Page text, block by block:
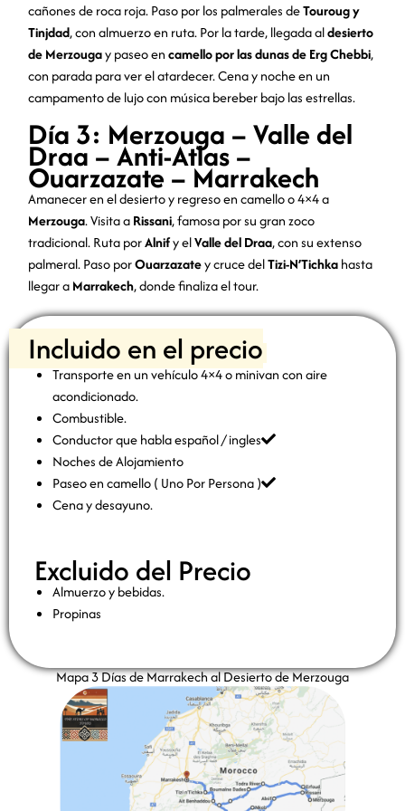
cañones de roca roja. Paso por los palmerales deTouroug y
Tinjdad, con almuerzo en ruta. Por la tarde, llegada aldesierto
de Merzougay paseo encamello por las dunas de Erg Chebbi,
con parada para ver el atardecer. Cena y noche en un
campamento de lujo con música bereber bajo las estrellas.
Día 3: Merzouga – Valle del
Draa – Anti-Atlas –
Ouarzazate – Marrakech
Amanecer en el desierto y regreso en camello o 4×4 a
Merzouga. Visita aRissani, famosa por su gran zoco
tradicional. Ruta porAlnify elValle del Draa, con su extenso
palmeral. Paso porOuarzazatey cruce delTizi-N’Tichkahasta
llegar aMarrakech, donde finaliza el tour.
Incluido en el precio
Transporte en un vehículo 4×4 o minivan con aire
acondicionado.
Combustible.
Conductor que habla español / ingles
Noches de Alojamiento
Paseo en camello ( Uno Por Persona )
Cena y desayuno.
Excluido del Precio
Almuerzo y bebidas.
Propinas
Mapa 3 Días de Marrakech al Desierto de Merzouga​